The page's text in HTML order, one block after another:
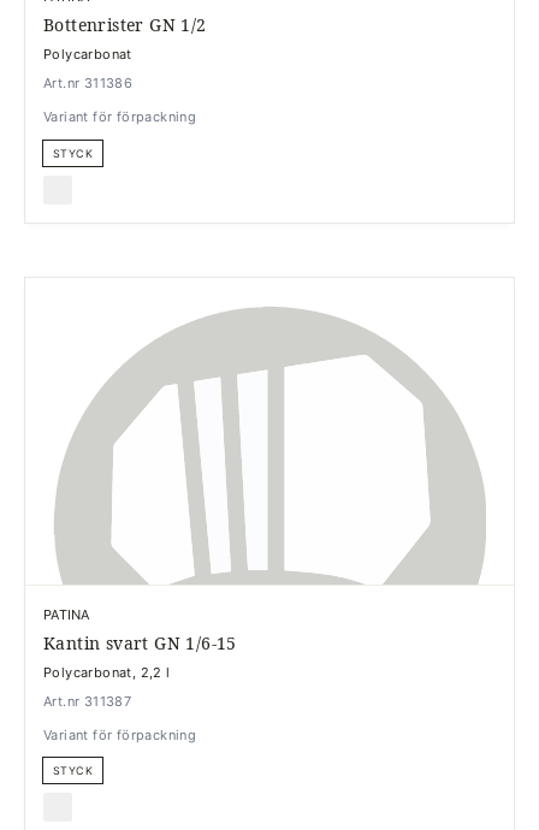
Bottenrister GN 1/2
Polycarbonat
Art.nr 311386
Variant för förpackning
STYCK
PATINA
Kantin svart GN 1/6-15
Polycarbonat, 2,2 l
Art.nr 311387
Variant för förpackning
STYCK